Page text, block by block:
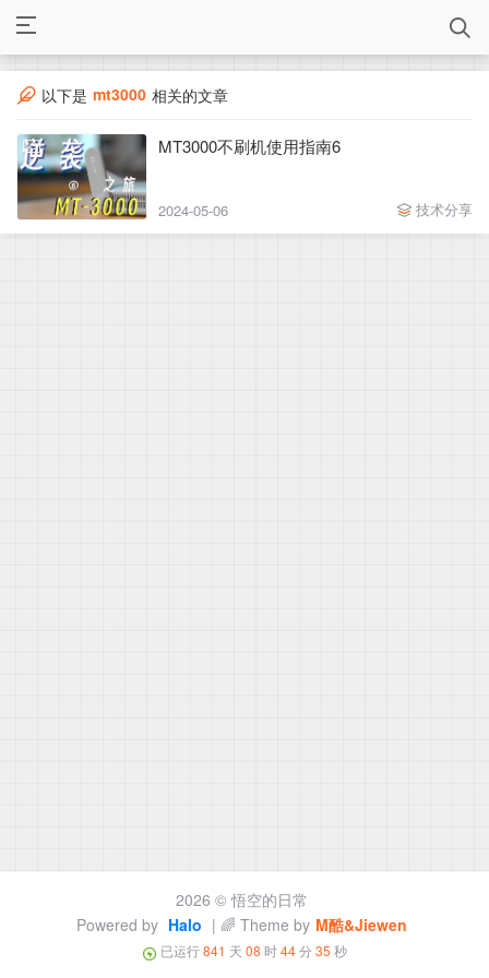
以下是 mt3000 相关的文章
MT3000不刷机使用指南6
2024-05-06 技术分享
2026 © 悟空的日常
Powered by Halo | 🌈 Theme by M酷&Jiewen
已运行841 天 08 时44分 35 秒